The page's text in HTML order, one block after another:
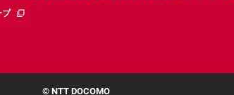
プ
© NTT DOCOMO